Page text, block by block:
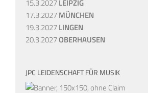
15.3.2027LEIPZIG
17.3.2027MÜNCHEN
19.3.2027LINGEN
20.3.2027OBERHAUSEN
JPC LEIDENSCHAFT FÜR MUSIK